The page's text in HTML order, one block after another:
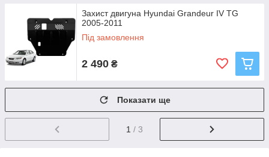
Захист двигуна Hyundai Grandeur IV TG
2005-2011
Під замовлення
2 490 ₴
Показати ще
1 / 3